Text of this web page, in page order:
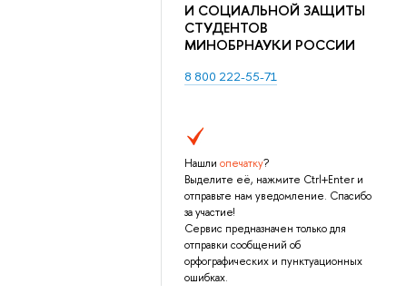
И СОЦИАЛЬНОЙ ЗАЩИТЫ
СТУДЕНТОВ
МИНОБРНАУКИ РОССИИ
8 800 222-55-71
Нашли опечатку?
Выделите её, нажмите Ctrl+Enter и
отправьте нам уведомление. Спасибо
за участие!
Сервис предназначен только для
отправки сообщений об
орфографических и пунктуационных
ошибках.